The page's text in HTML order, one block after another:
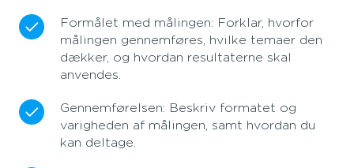
Formålet med målingen: Forklar, hvorfor
målingen gennemføres, hvilke temaer den
dækker, og hvordan resultaterne skal
anvendes.
Gennemførelsen: Beskriv formatet og
varigheden af målingen, samt hvordan du
kan deltage.